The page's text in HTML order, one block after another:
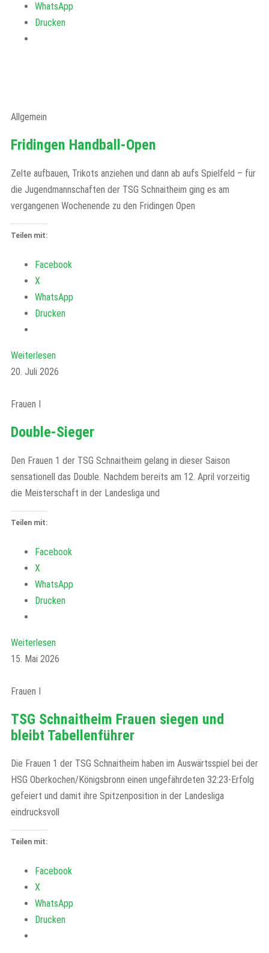
WhatsApp
Drucken
Allgemein
Fridingen Handball-Open
Zelte aufbauen, Trikots anziehen und dann ab aufs Spielfeld – für
die Jugendmannschaften der TSG Schnaitheim ging es am
vergangenen Wochenende zu den Fridingen Open
Teilen mit:
Facebook
X
WhatsApp
Drucken
Weiterlesen
20. Juli 2026
Frauen I
Double-Sieger
Den Frauen 1 der TSG Schnaitheim gelang in dieser Saison
sensationell das Double. Nachdem bereits am 12. April vorzeitig
die Meisterschaft in der Landesliga und
Teilen mit:
Facebook
X
WhatsApp
Drucken
Weiterlesen
15. Mai 2026
Frauen I
TSG Schnaitheim Frauen siegen und
bleibt Tabellenführer
Die Frauen 1 der TSG Schnaitheim haben im Auswärtsspiel bei der
HSG Oberkochen/Königsbronn einen ungefährdeten 32:23-Erfolg
gefeiert und damit ihre Spitzenposition in der Landesliga
eindrucksvoll
Teilen mit:
Facebook
X
WhatsApp
Drucken